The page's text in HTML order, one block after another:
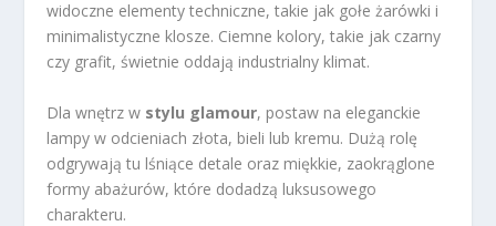
widoczne elementy techniczne, takie jak gołe żarówki i
minimalistyczne klosze. Ciemne kolory, takie jak czarny
czy grafit, świetnie oddają industrialny klimat.
Dla wnętrz w stylu glamour, postaw na eleganckie
lampy w odcieniach złota, bieli lub kremu. Dużą rolę
odgrywają tu lśniące detale oraz miękkie, zaokrąglone
formy abażurów, które dodadzą luksusowego
charakteru.